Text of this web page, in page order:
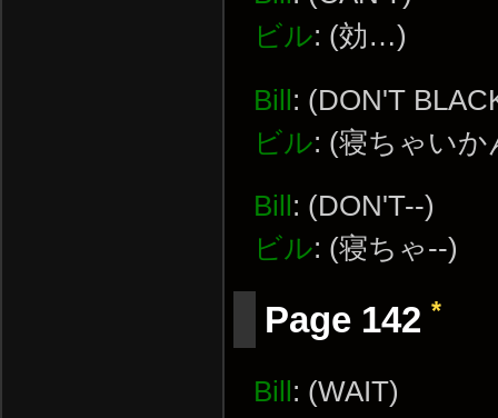
ビル: (効…)
Bill : (DON'T
ビル: (寝ちゃい
Bill : (DON'T--)
ビル: (寝ちゃ--)
Page 142 *
Bill: (WAIT)